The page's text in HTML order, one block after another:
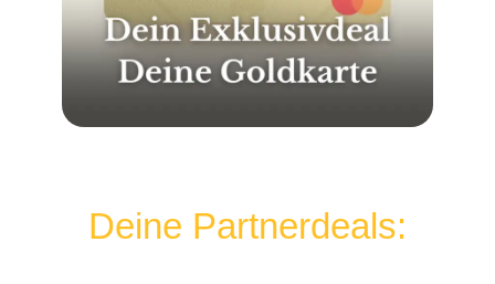
Deine Partnerdeals: